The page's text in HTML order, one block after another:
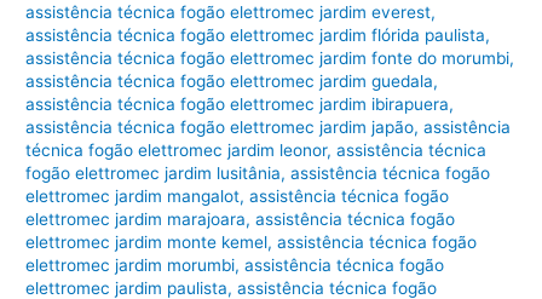
assistência técnica fogão elettromec jardim everest,
assistência técnica fogão elettromec jardim flórida paulista,
assistência técnica fogão elettromec jardim fonte do morumbi,
assistência técnica fogão elettromec jardim guedala,
assistência técnica fogão elettromec jardim ibirapuera,
assistência técnica fogão elettromec jardim japão,assistência
técnica fogão elettromec jardim leonor,assistência técnica
fogão elettromec jardim lusitânia,assistência técnica fogão
elettromec jardim mangalot,assistência técnica fogão
elettromec jardim marajoara,assistência técnica fogão
elettromec jardim monte kemel,assistência técnica fogão
elettromec jardim morumbi,assistência técnica fogão
elettromec jardim paulista,assistência técnica fogão